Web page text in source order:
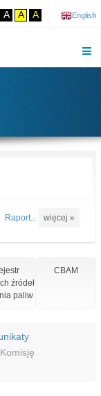
A A A English
Raport... więcej »
źródeł
paliw
CBAM